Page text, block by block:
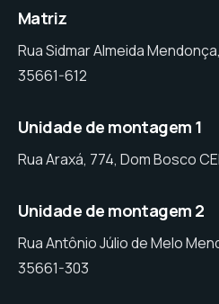
Matriz
Rua Sidmar Almeida
35661-612
Unidade de montagem 1
Rua Araxá, 774, Dom Bosco
Unidade de montagem 2
Rua Antônio Júlio de Melo
35661-303